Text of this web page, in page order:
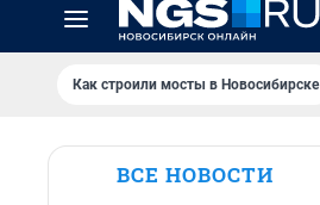
Как строили мосты в Новосибирске
ВСЕ НОВОСТИ